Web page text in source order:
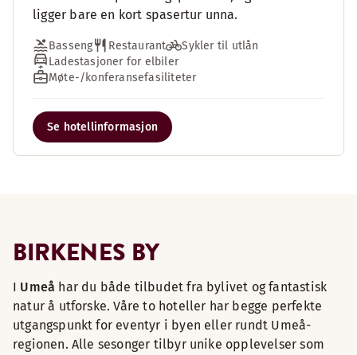
ligger bare en kort spasertur unna.
Basseng Restaurant
Sykler til utlån
Ladestasjoner for elbiler
Møte-/konferansefasiliteter
Se hotellinformasjon
BIRKENES BY
I Umeå har du både tilbudet fra bylivet og fantastisk
natur å utforske. Våre to hoteller har begge perfekte
utgangspunkt for eventyr i byen eller rundt Umeå-
regionen. Alle sesonger tilbyr unike opplevelser som